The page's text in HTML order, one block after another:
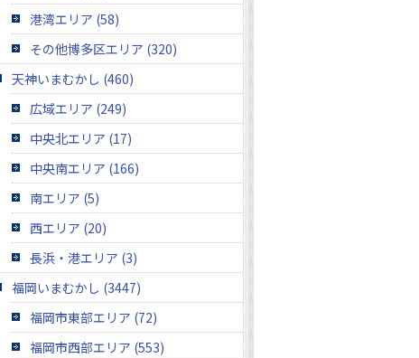
港湾エリア (58)
その他博多区エリア (320)
天神いまむかし (460)
広域エリア (249)
中央北エリア (17)
中央南エリア (166)
南エリア (5)
西エリア (20)
長浜・港エリア (3)
福岡いまむかし (3447)
福岡市東部エリア (72)
福岡市西部エリア (553)